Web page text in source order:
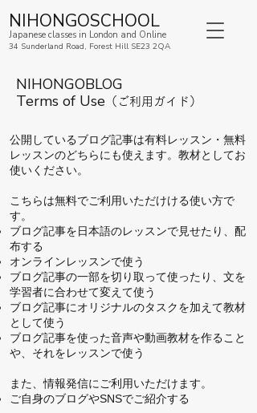
NIHONGOSCHOOL
Japanese classes in London and Online
34 Sunderland Road, Forest Hill SE23 2QA
NIHONGOBLOG
Terms of Use （ご利用ガイド）
公開しているブログ記事は有料レッスン・無料
レッスンのどちらにも使えます。教材としてお
使いください。
こちらは無料でご利用いただけける使い方で
す。
ブログ記事を日本語のレッスンで見せたり、配
布する
オンラインレッスンで使う
ブログ記事の一部を切り取って使ったり、文を
学習者に合わせて変えて使う
ブログ記事にオリジナルのタスクを加えて教材
として使う
ブログ記事を使った音声や動画教材を作ること
や、それをレッスンで使う
また、情報発信にご利用いただけます。
ご自身のブログやSNSでご紹介する